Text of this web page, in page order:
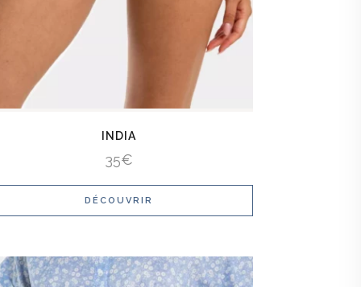
INDIA
35€
DÉCOUVRIR